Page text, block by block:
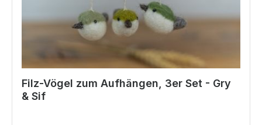
Filz-Vögel zum Aufhängen, 3er Set - Gry
& Sif